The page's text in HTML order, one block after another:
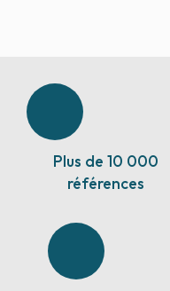
Plus de 10 000
références